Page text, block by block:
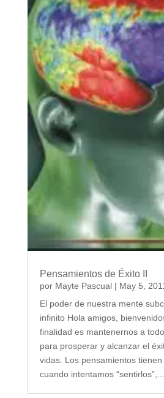
Pensamientos de Éxito II
por Mayte Pascual| May 5,
El poder de nuestra mente
infinito Hola amigos,
finalidad es mantenernos a
para prosperar y alcanzar el
vidas. Los pensamientos
cuando intentamos “sentirlos”,...